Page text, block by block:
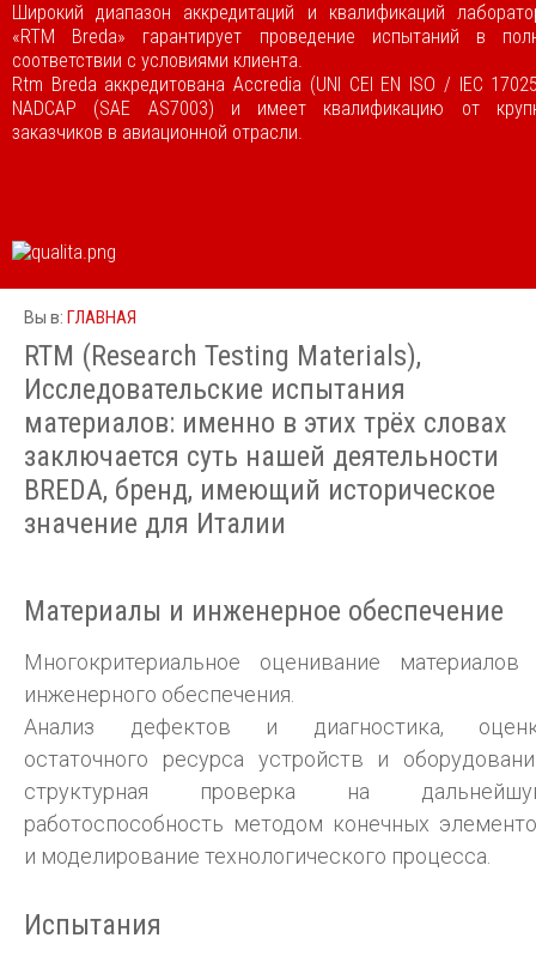
Широкий диапазон аккредитаций и квалификаций
«RTM Breda» гарантирует проведение испытаний в
соответствии с условиями клиента.
Rtm Breda аккредитована Accredia (UNI CEI EN ISO / IEC
NADCAP (SAE AS7003) и имеет квалификацию от
заказчиков в авиационной отрасли.
Вы в: ГЛАВНАЯ
RTM (Research Testing Materials),
Исследовательские испытания
материалов: именно в этих трёх словах
заключается суть нашей деятельности
BREDA, бренд, имеющий историческое
значение для Италии
Материалы и инженерное обеспечение
Многокритериальное оценивание материалов
инженерного обеспечения.
Анализ дефектов и диагностика,
остаточного ресурса устройств и
структурная проверка на
работоспособность методом конечных
и моделирование технологического процесса.
Испытания